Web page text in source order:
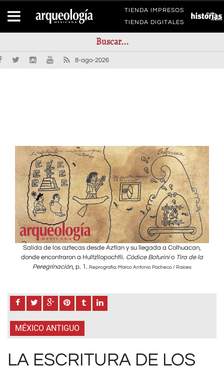
TIENDA IMPRESOS
TIENDA DIGITALES
8-ago-2026
Salida de los aztecas desde Aztlan y su llegada a Colhuacan,
donde encontraron a Hultzllopochtli. Códice Boturinio Tira de la
Peregrinación, p. 1. Reprografía: Marco Antonio Pacheco / Raíces
MÉXICO ANTIGUO
LA ESCRITURA DE LOS